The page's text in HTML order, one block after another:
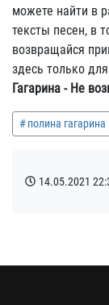
можете найти в
тексты песен, в
возвращайся
здесь только
Гагарина - Не
полина гагарина
14.05.2021